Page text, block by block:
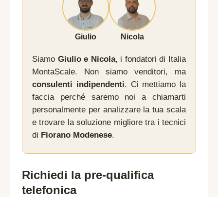
Giulio Nicola
Siamo Giulio e Nicola, i fondatori di Italia
MontaScale. Non siamo venditori, ma
consulenti indipendenti. Ci mettiamo la
faccia perché saremo noi a chiamarti
personalmente per analizzare la tua scala
e trovare la soluzione migliore tra i tecnici
di Fiorano Modenese.
Richiedi la pre-qualifica
telefonica